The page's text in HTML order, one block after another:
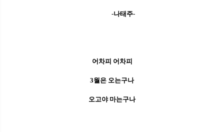
-나태주-
어차피 어차피
3월은 오는구나
오고야 마는구나